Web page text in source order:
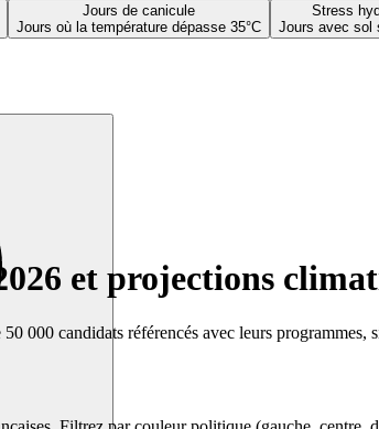
Jours de canicule
Jours où la température dépasse 35°C
Stress
Jours avec sol
et projections
000 candidats référencés avec leurs programmes,